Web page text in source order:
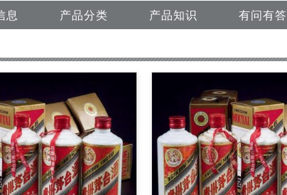
息 产品分类 产品知识 有问有答